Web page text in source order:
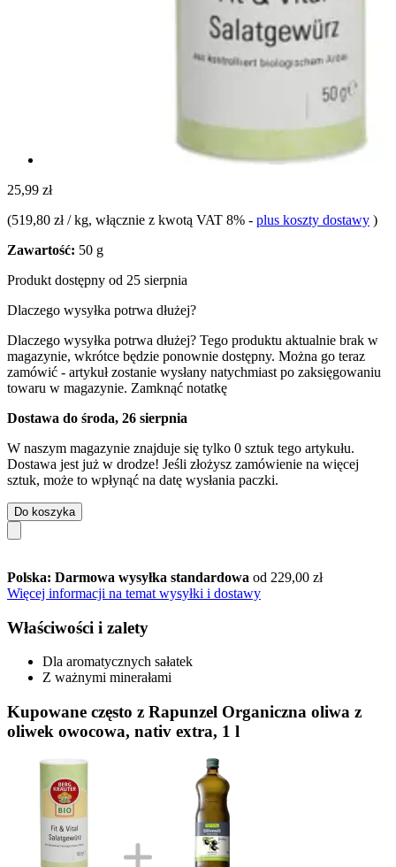
25,99 zł
(519,80 zł / kg, włącznie z kwotą VAT 8% - plus koszty dostawy )
Zawartość: 50 g
Produkt dostępny od 25 sierpnia
Dlaczego wysyłka potrwa dłużej?
Dlaczego wysyłka potrwa dłużej? Tego produktu aktualnie brak w
magazynie, wkrótce będzie ponownie dostępny. Można go teraz
zamówić - artykuł zostanie wysłany natychmiast po zaksięgowaniu
towaru w magazynie. Zamknąć notatkę
Dostawa do środa, 26 sierpnia
W naszym magazynie znajduje się tylko 0 sztuk tego artykułu.
Dostawa jest już w drodze! Jeśli złożysz zamówienie na więcej
sztuk, może to wpłynąć na datę wysłania paczki.
Do koszyka
Polska: Darmowa wysyłka standardowa od 229,00 zł
Więcej informacji na temat wysyłki i dostawy
Właściwości i zalety
Dla aromatycznych sałatek
Z ważnymi minerałami
Kupowane często z Rapunzel Organiczna oliwa z
oliwek owocowa, nativ extra, 1 l